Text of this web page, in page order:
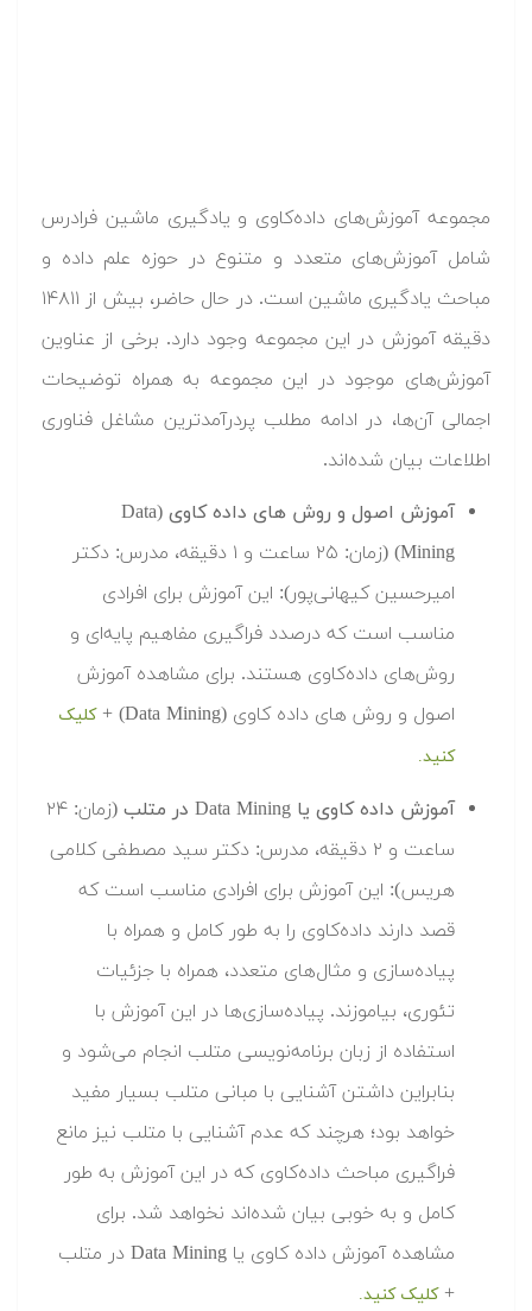
مجموعه آموزش‌های داده‌کاوی و یادگیری ماشین فرادرس
شامل آموزش‌های متعدد و متنوع در حوزه علم داده و
مباحث یادگیری ماشین است. در حال حاضر، بیش از ۱۴۸۱۱
دقیقه آموزش در این مجموعه وجود دارد. برخی از عناوین
آموزش‌های موجود در این مجموعه به همراه توضیحات
اجمالی آن‌ها، در ادامه مطلب پردرآمدترین مشاغل فناوری
اطلاعات بیان شده‌اند.
آموزش ​اصول و روش های داده کاوی (Data
Mining)
(زمان: ۲۵ ساعت و ۱ دقیقه، مدرس: دکتر
امیرحسین کیهانی‌پور): این آموزش برای افرادی
مناسب است که درصدد فراگیری مفاهیم پایه‌ای و
روش‌های داده‌کاوی هستند. برای مشاهده آموزش ​
اصول و روش های داده کاوی (Data Mining) +
کلیک
کنید.
آموزش داده کاوی یا Data Mining در متلب
(زمان: ۲۴
ساعت و ۲ دقیقه، مدرس: دکتر سید مصطفی کلامی
هریس): این آموزش برای افرادی مناسب است که
قصد دارند داده‌کاوی را به طور کامل و همراه با
پیاده‌سازی و مثال‌های متعدد، همراه با جزئیات
تئوری، بیاموزند. پیاده‌سازی‌ها در این آموزش با
استفاده از زبان برنامه‌نویسی متلب انجام می‌شود و
بنابراین داشتن آشنایی با مبانی متلب بسیار مفید
خواهد بود؛ هرچند که عدم آشنایی با متلب نیز مانع
فراگیری مباحث داده‌کاوی که در این آموزش به طور
کامل و به خوبی بیان شده‌اند نخواهد شد. برای
مشاهده آموزش داده کاوی یا Data Mining در متلب
+کلیک کنید.